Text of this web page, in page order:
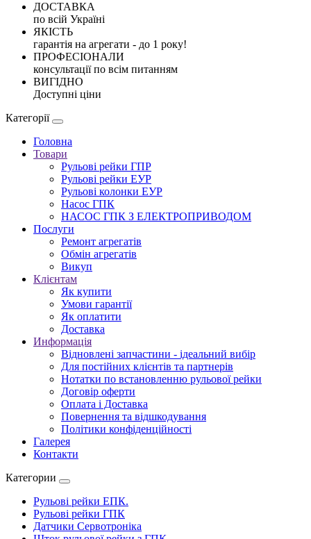
ДОСТАВКА
по всій Україні
ЯКІСТЬ
гарантія на агрегати - до 1 року!
ПРОФЕСІОНАЛИ
консультації по всім питанням
ВИГІДНО
Доступні ціни
Категорії
Головна
Товари
Рульові рейки ГПР
Рульові рейки ЕУР
Рульові колонки ЕУР
Насос ГПК
НАСОС ГПК З ЕЛЕКТРОПРИВОДОМ
Послуги
Ремонт агрегатів
Обмін агрегатів
Викуп
Клієнтам
Як купити
Умови гарантії
Як оплатити
Доставка
Информація
Відновлені запчастини - ідеальний вибір
Для постійних клієнтів та партнерів
Нотатки по встановленню рульової рейки
Договір оферти
Оплата і Доставка
Повернення та відшкодування
Політики конфіденційності
Галерея
Контакти
Категории
Рульові рейки ЕПК.
Рульові рейки ГПК
Датчики Сервотроніка